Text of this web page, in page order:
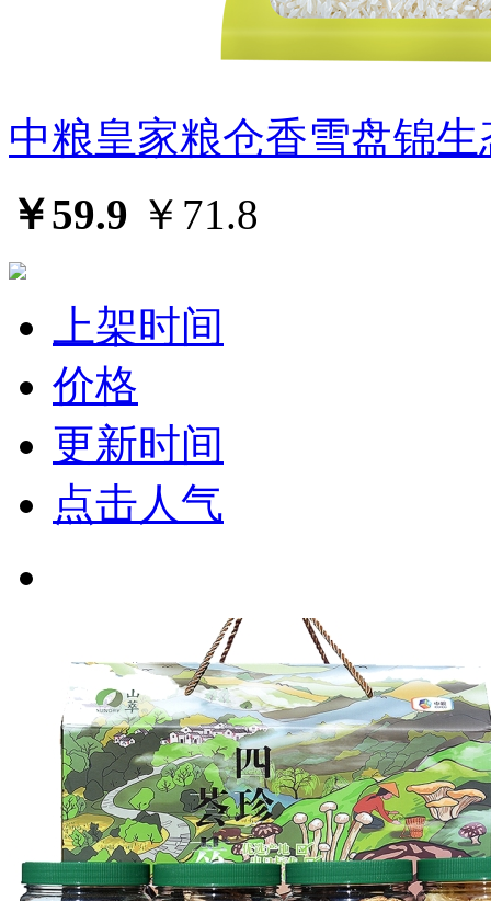
中粮皇家粮仓香雪盘锦生
￥59.9 ￥71.8
上架时间
价格
更新时间
点击人气